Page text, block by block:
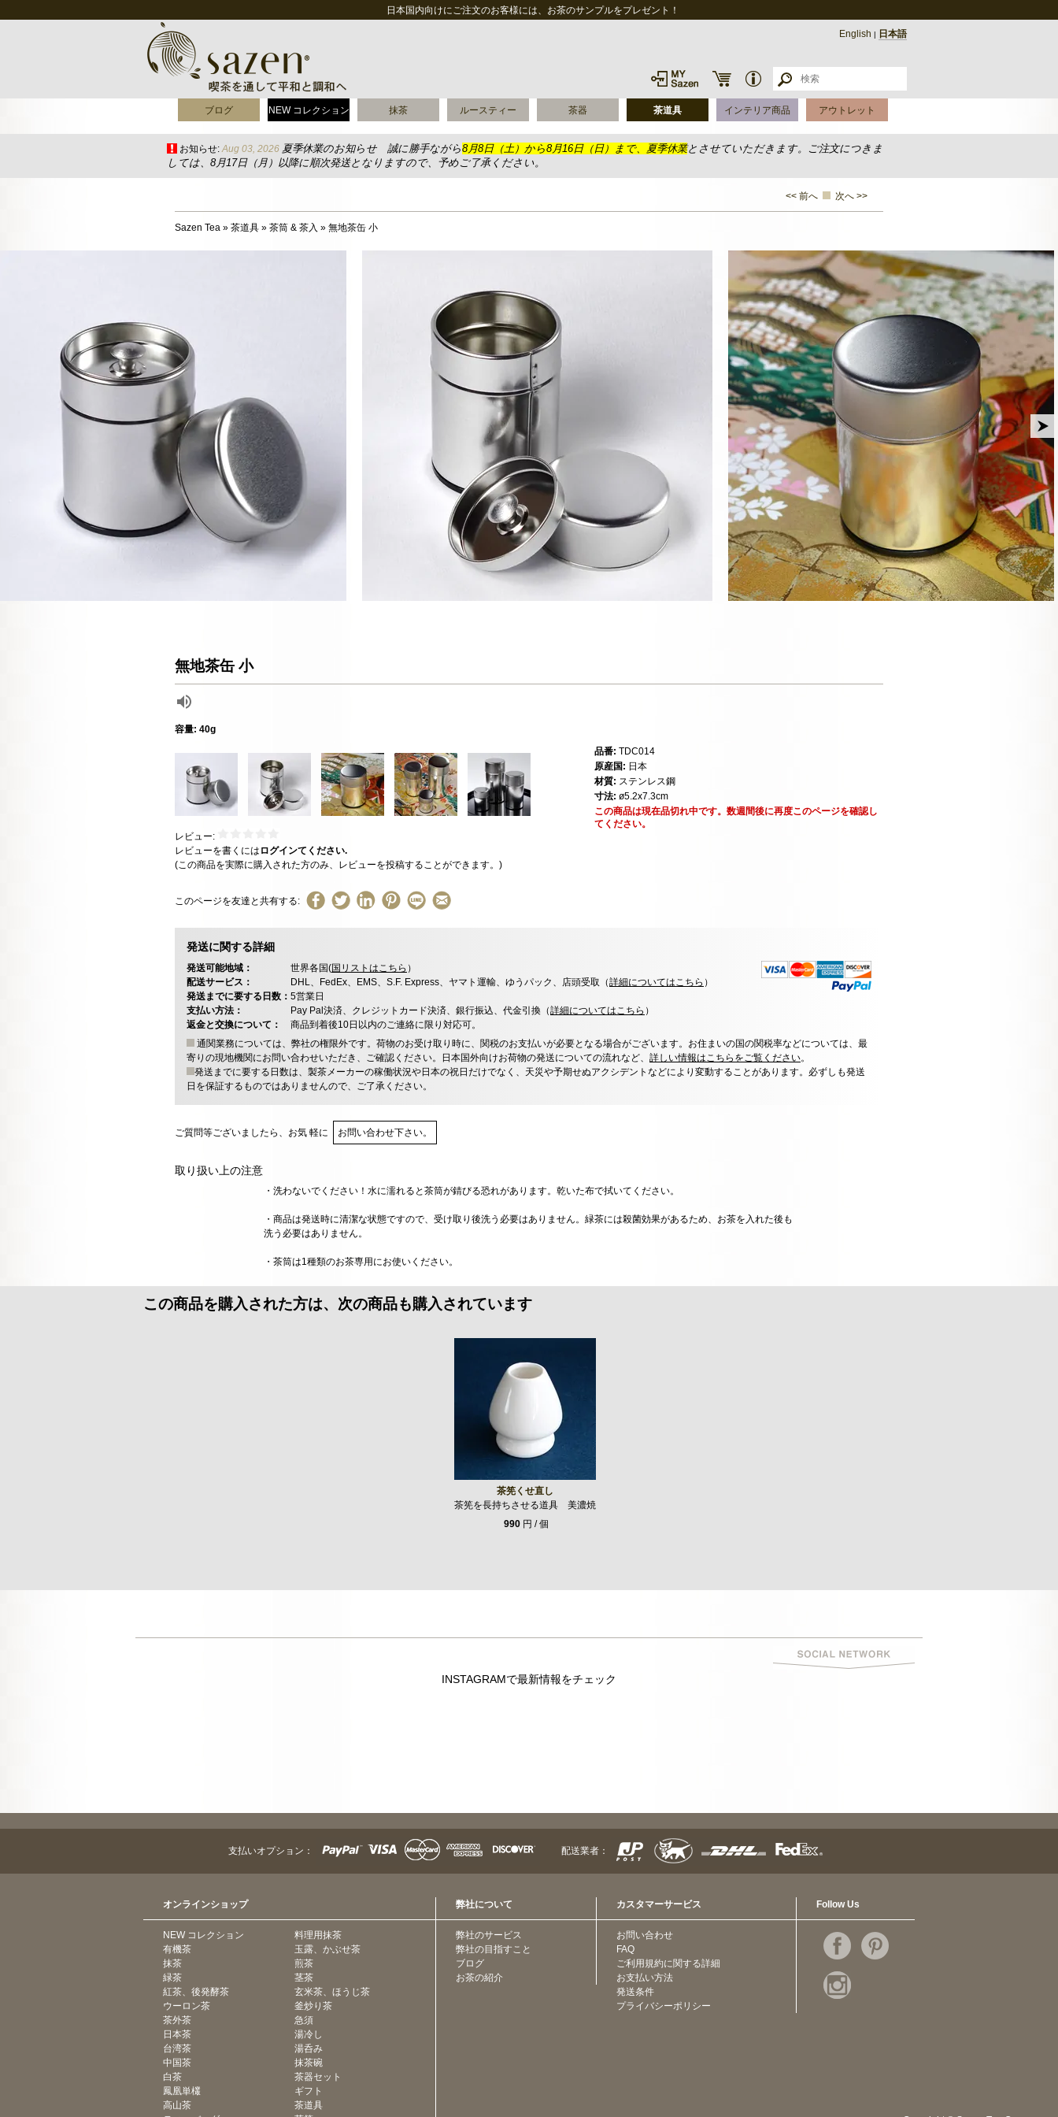
日本国内向けにご注文のお客様には、お茶のサンプルをプレゼント！
English | 日本語
ブログ NEW コレクション 抹茶 ルースティー 茶器 茶道具 インテリア商品 アウトレット
お知らせ: Aug 03, 2026 夏季休業のお知らせ 誠に勝手ながら8月8日（土）から8月16日（日）まで、夏季休業とさせていただきます。ご注文につきま
しては、8月17日（月）以降に順次発送となりますので、予めご了承ください。
<< 前へ 次へ >>
Sazen Tea » 茶道具 » 茶筒 & 茶入 » 無地茶缶 小
無地茶缶 小
容量: 40g
レビュー:
レビューを書くには ログインてください.
(この商品を実際に購入された方のみ、レビューを投稿することができます。)
このページを友達と共有する:
品番: TDC014
原産国: 日本
材質: ステンレス鋼
寸法: ø5.2x7.3cm
この商品は現在品切れ中です。数週間後に再度このページを確認し
てください。
発送に関する詳細
発送可能地域： 世界各国(国リストはこちら ）
配送サービス：
DHL、FedEx、EMS、S.F. Express、ヤマト運輸、ゆうパック、店頭受取（詳細についてはこちら ）
発送までに要する日数： 5営業日
支払い方法：
Pay Pal決済、クレジットカード決済、銀行振込、代金引換（詳細についてはこちら ）
返金と交換について：
商品到着後10日以内のご連絡に限り対応可。
通関業務については、弊社の権限外です。荷物のお受け取り時に、関税のお支払いが必要となる場合がございます。お住まいの国の関税率などについては、最
寄りの現地機関にお問い合わせいただき、ご確認ください。日本国外向けお荷物の発送についての流れなど、 詳しい情報はこちらをご覧ください。
発送までに要する日数は、製茶メーカーの稼働状況や日本の祝日だけでなく、天災や予期せぬアクシデントなどにより変動することがあります。必ずしも発送
日を保証するものではありませんので、ご了承ください。
ご質問等ございましたら、お気 軽に お問い合わせ下さい。
取り扱い上の注意
・洗わないでください！水に濡れると茶筒が錆びる恐れがあります。乾いた布で拭いてください。
・商品は発送時に清潔な状態ですので、受け取り後洗う必要はありません。緑茶には殺菌効果があるため、お茶を入れた後も
洗う必要はありません。
・茶筒は1種類のお茶専用にお使いください。
この商品を購入された方は、次の商品も購入されています
茶筅くせ直し
茶筅を長持ちさせる道具 美濃焼
990円 / 個
INSTAGRAMで最新情報をチェック
支払いオプション： 配送業者：
オンラインショップ
NEW コレクション
有機茶
抹茶
緑茶
紅茶、後発酵茶
ウーロン茶
茶外茶
日本茶
台湾茶
中国茶
白茶
鳳凰単欉
高山茶
料理用抹茶
玉露、かぶせ茶
煎茶
茎茶
玄米茶、ほうじ茶
釜炒り茶
急須
湯冷し
湯呑み
抹茶碗
茶器セット
ギフト
茶道具
弊社について
弊社のサービス
弊社の目指すこと
ブログ
お茶の紹介
カスタマーサービス
お問い合わせ
FAQ
ご利用規約に関する詳細
お支払い方法
発送条件
プライバシーポリシー
Follow Us